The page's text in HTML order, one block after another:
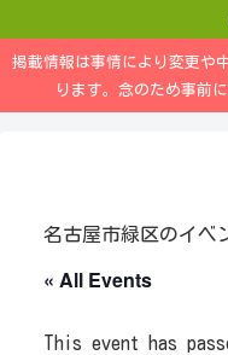
掲載情報は事情により変更や
ります。念のため事前
名古屋市緑区のイベ
« All Events
This event has